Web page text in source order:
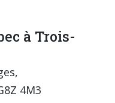
à Trois-
4M3